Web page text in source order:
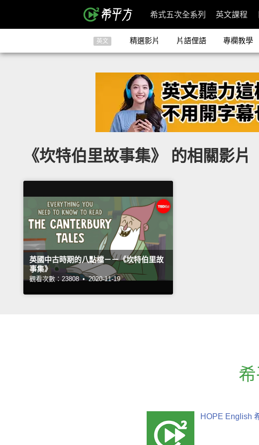
希式五次全系列 英文課程
英文 精選影片 片語俚語 專欄教學
《坎特伯里故事集》 的相關影片
英國中古時期的八點檔－－《坎特伯里故
事集》
觀看次數：23808 • 2020-11-19
HOPE English